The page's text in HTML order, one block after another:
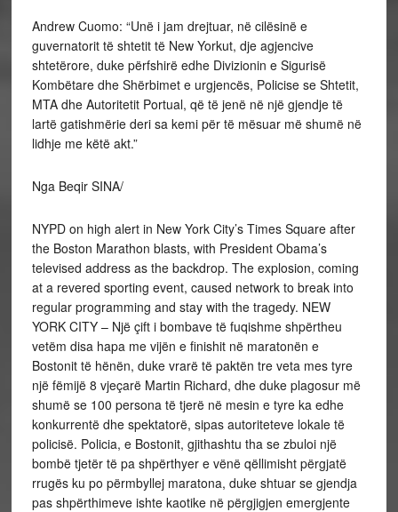
Andrew Cuomo: “Unë i jam drejtuar, në cilësinë e
guvernatorit të shtetit të New Yorkut, dje agjencive
shtetërore, duke përfshirë edhe Divizionin e Sigurisë
Kombëtare dhe Shërbimet e urgjencës, Policise se Shtetit,
MTA dhe Autoritetit Portual, që të jenë në një gjendje të
lartë gatishmërie deri sa kemi për të mësuar më shumë në
lidhje me këtë akt.”
Nga Beqir SINA/
NYPD on high alert in New York City’s Times Square after
the Boston Marathon blasts, with President Obama’s
televised address as the backdrop. The explosion, coming
at a revered sporting event, caused network to break into
regular programming and stay with the tragedy. NEW
YORK CITY – Një çift i bombave të fuqishme shpërtheu
vetëm disa hapa me vijën e finishit në maratonën e
Bostonit të hënën, duke vrarë të paktën tre veta mes tyre
një fëmijë 8 vjeçarë Martin Richard, dhe duke plagosur më
shumë se 100 persona të tjerë në mesin e tyre ka edhe
konkurrentë dhe spektatorë, sipas autoriteteve lokale të
policisë. Policia, e Bostonit, gjithashtu tha se zbuloi një
bombë tjetër të pa shpërthyer e vënë qëllimisht përgjatë
rrugës ku po përmbyllej maratona, duke shtuar se gjendja
pas shpërthimeve ishte kaotike në përgjigjen emergjente